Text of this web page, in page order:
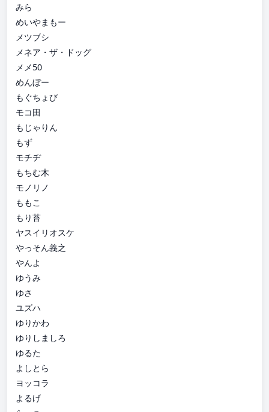
みら
めいやまもー
メツブシ
メネア・ザ・ドッグ
メメ50
めんぼー
もぐちょび
モコ田
もじゃりん
もず
モチヂ
もちむ木
モノリノ
ももこ
もり苔
ヤスイリオスケ
やっそん義之
やんよ
ゆうみ
ゆさ
ユズハ
ゆりかわ
ゆりしましろ
ゆるた
よしとら
ヨッコラ
よるげ